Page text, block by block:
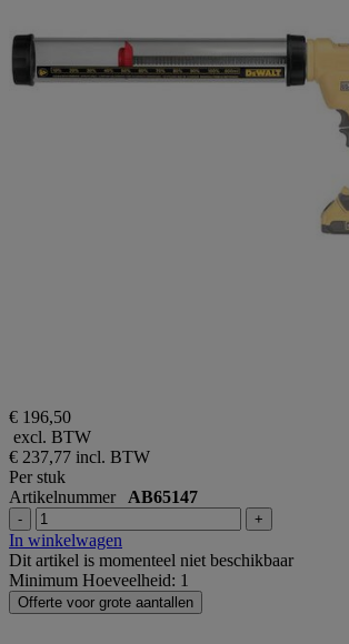
€ 196,50
excl. BTW
€ 237,77 incl. BTW
Per stuk
Artikelnummer AB65147
- +
In winkelwagen
Dit artikel is momenteel niet beschikbaar
Minimum Hoeveelheid: 1
Offerte voor grote aantallen